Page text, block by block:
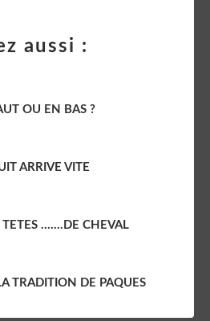
aussi :
OU EN BAS ?
ARRIVE VITE
TETES .......DE CHEVAL
TRADITION DE PAQUES